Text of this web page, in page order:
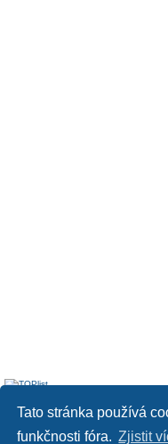
Tato stránka používá
funkčnosti fóra. Zjistit
Obsah fóra